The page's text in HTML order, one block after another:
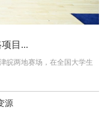
目...
皖两地赛场，在全国大学生
源